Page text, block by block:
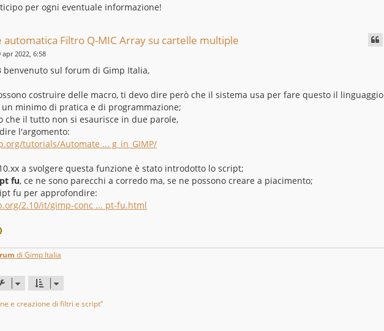
per ogni eventuale informazione!
automatica Filtro Q-MIC Array su cartelle multiple
apr 2022, 6:58
benvenuto sul forum di Gimp Italia,
costruire delle macro, ti devo dire però che il sistema usa per fare questo il linguaggio
un minimo di pratica e di programmazione;
che il tutto non si esaurisce in due parole,
l'argomento:
tutorials/Automate ... g_in_GIMP/
a svolgere questa funzione è stato introdotto lo script;
fu, ce ne sono parecchi a corredo ma, se ne possono creare a piacimento;
fu per approfondire:
2.10/it/gimp-conc ... pt-fu.html
di Gimp Italia
e creazione di filtri e script”